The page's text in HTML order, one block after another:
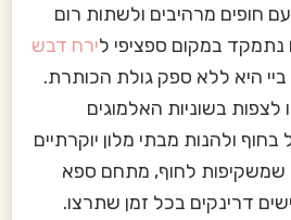
חופים מרהיבים ולשתות רום
נתמקד במקום ספציפי לירח דבש
ביי היא ללא ספק גולת הכותרת.
לצפות בשוניות האלמוגים
בחוף ולהנות מבתי מלון יוקרתיים
שמשקיפות לחוף, מתחם ספא
דרינקים בכל זמן שתרצו.